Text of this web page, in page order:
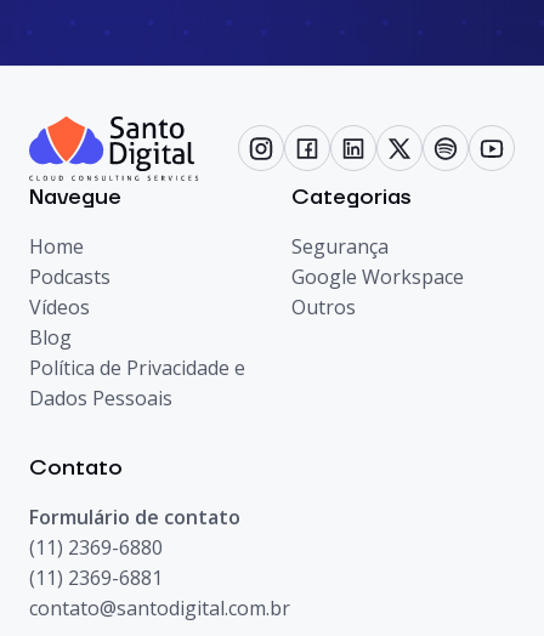
Navegue
Home
Podcasts
Vídeos
Blog
Política de Privacidade e
Dados Pessoais
Categorias
Segurança
Google Workspace
Outros
Contato
Formulário de contato
(11) 2369-6880
(11) 2369-6881
contato@santodigital.com.br